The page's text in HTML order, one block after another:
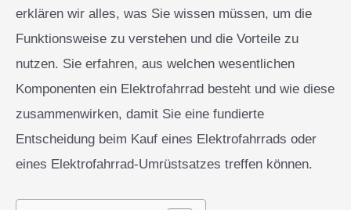
erklären wir alles, was Sie wissen müssen, um die
Funktionsweise zu verstehen und die Vorteile zu
nutzen. Sie erfahren, aus welchen wesentlichen
Komponenten ein Elektrofahrrad besteht und wie diese
zusammenwirken, damit Sie eine fundierte
Entscheidung beim Kauf eines Elektrofahrrads oder
eines Elektrofahrrad-Umrüstsatzes treffen können.